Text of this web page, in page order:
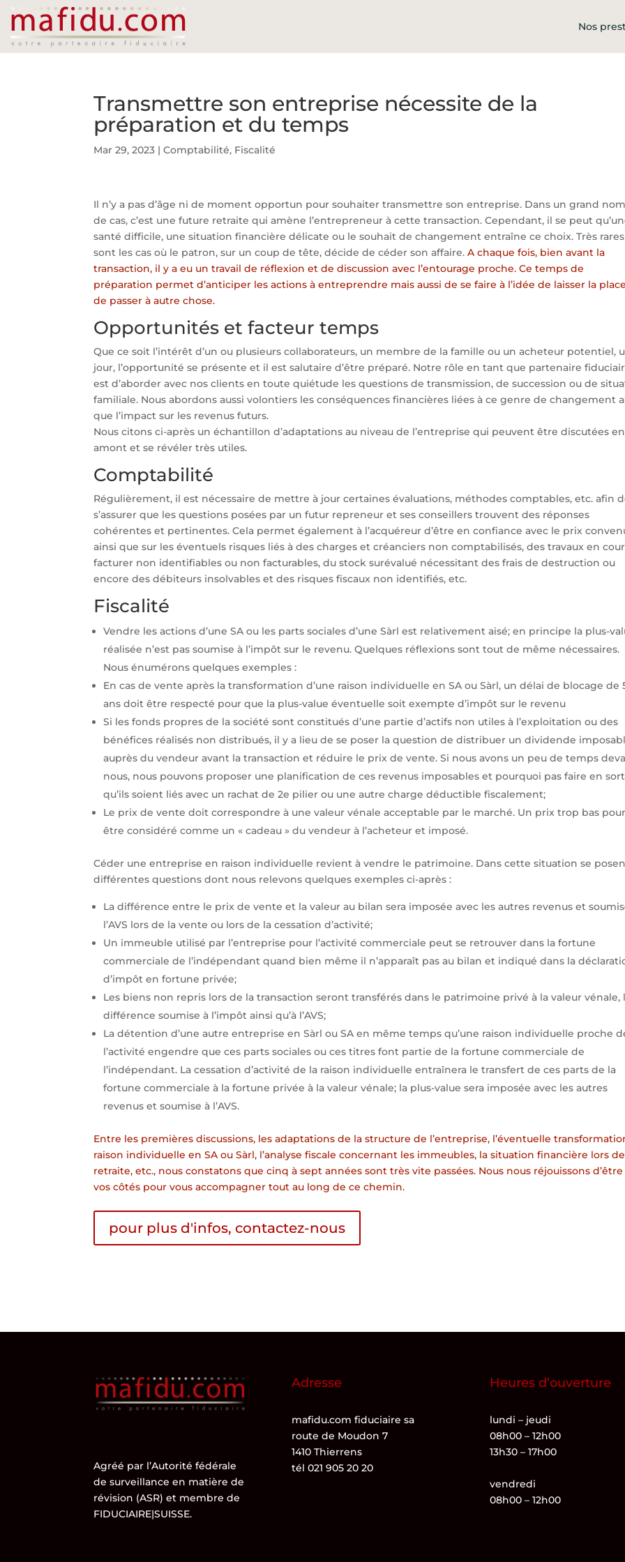
Nos
Transmettre son entreprise nécessite de la
préparation et du temps
Mar 29, 2023 |Comptabilité, Fiscalité
Il n’y a pas d’âge ni de moment opportun pour souhaiter transmettre son entreprise. Dans un grand
de cas, c’est une future retraite qui amène l’entrepreneur à cette transaction. Cependant, il se peut
santé difficile, une situation financière délicate ou le souhait de changement entraîne ce choix. Très rares
sont les cas où le patron, sur un coup de tête, décide de céder son affaire.A chaque fois, bien avant la
transaction, il y a eu un travail de réflexion et de discussion avec l’entourage proche. Ce temps de
préparation permet d’anticiper les actions à entreprendre mais aussi de se faire à l’idée de laisser la
de passer à autre chose.
Opportunités et facteur temps
Que ce soit l’intérêt d’un ou plusieurs collaborateurs, un membre de la famille ou un acheteur potentiel,
jour, l’opportunité se présente et il est salutaire d’être préparé. Notre rôle en tant que partenaire
est d’aborder avec nos clients en toute quiétude les questions de transmission, de succession ou de
familiale. Nous abordons aussi volontiers les conséquences financières liées à ce genre de changement
que l’impact sur les revenus futurs.
Nous citons ci-après un échantillon d’adaptations au niveau de l’entreprise qui peuvent être discutées en
amont et se révéler très utiles.
Comptabilité
Régulièrement, il est nécessaire de mettre à jour certaines évaluations, méthodes comptables, etc. afin
s’assurer que les questions posées par un futur repreneur et ses conseillers trouvent des réponses
cohérentes et pertinentes. Cela permet également à l’acquéreur d’être en confiance avec le prix
ainsi que sur les éventuels risques liés à des charges et créanciers non comptabilisés, des travaux en
facturer non identifiables ou non facturables, du stock surévalué nécessitant des frais de destruction ou
encore des débiteurs insolvables et des risques fiscaux non identifiés, etc.
Fiscalité
Vendre les actions d’une SA ou les parts sociales d’une Sàrl est relativement aisé; en principe la plus-
réalisée n’est pas soumise à l’impôt sur le revenu. Quelques réflexions sont tout de même nécessaires.
Nous énumérons quelques exemples :
En cas de vente après la transformation d’une raison individuelle en SA ou Sàrl, un délai de blocage de
ans doit être respecté pour que la plus-value éventuelle soit exempte d’impôt sur le revenu
Si les fonds propres de la société sont constitués d’une partie d’actifs non utiles à l’exploitation ou des
bénéfices réalisés non distribués, il y a lieu de se poser la question de distribuer un dividende
auprès du vendeur avant la transaction et réduire le prix de vente. Si nous avons un peu de temps
nous, nous pouvons proposer une planification de ces revenus imposables et pourquoi pas faire en
qu’ils soient liés avec un rachat de 2e pilier ou une autre charge déductible fiscalement;
Le prix de vente doit correspondre à une valeur vénale acceptable par le marché. Un prix trop bas
être considéré comme un « cadeau » du vendeur à l’acheteur et imposé.
Céder une entreprise en raison individuelle revient à vendre le patrimoine. Dans cette situation se
différentes questions dont nous relevons quelques exemples ci-après :
La différence entre le prix de vente et la valeur au bilan sera imposée avec les autres revenus et
l’AVS lors de la vente ou lors de la cessation d’activité;
Un immeuble utilisé par l’entreprise pour l’activité commerciale peut se retrouver dans la fortune
commerciale de l’indépendant quand bien même il n’apparaît pas au bilan et indiqué dans la
d’impôt en fortune privée;
Les biens non repris lors de la transaction seront transférés dans le patrimoine privé à la valeur vénale,
différence soumise à l’impôt ainsi qu’à l’AVS;
La détention d’une autre entreprise en Sàrl ou SA en même temps qu’une raison individuelle proche
l’activité engendre que ces parts sociales ou ces titres font partie de la fortune commerciale de
l’indépendant. La cessation d’activité de la raison individuelle entraînera le transfert de ces parts de la
fortune commerciale à la fortune privée à la valeur vénale; la plus-value sera imposée avec les autres
revenus et soumise à l’AVS.
Entre les premières discussions, les adaptations de la structure de l’entreprise, l’éventuelle
raison individuelle en SA ou Sàrl, l’analyse fiscale concernant les immeubles, la situation financière lors
retraite, etc., nous constatons que cinq à sept années sont très vite passées. Nous nous réjouissons d’être
vos côtés pour vous accompagner tout au long de ce chemin.
pour plus d'infos, contactez-nous
Agréé par l’Autorité fédérale
de surveillance en matière de
révision (ASR) et membre de
FIDUCIAIRE|SUISSE.
Adresse
mafidu.com fiduciaire sa
route de Moudon 7
1410 Thierrens
tél 021 905 20 20
Heures d’ouverture
lundi – jeudi
08h00 – 12h00
13h30 – 17h00
vendredi
08h00 – 12h00